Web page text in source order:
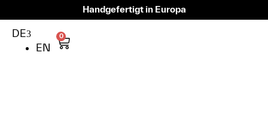
Handgefertigt in Europa
DE
EN
0